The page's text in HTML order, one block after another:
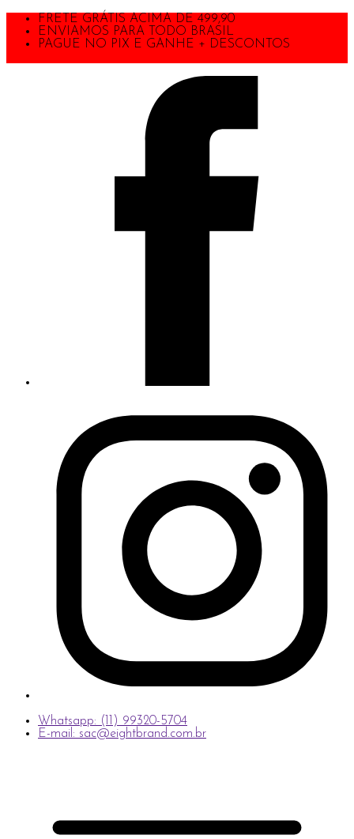
FRETE GRÁTIS ACIMA DE 499,90
ENVIAMOS PARA TODO BRASIL
PAGUE NO PIX E GANHE + DESCONTOS
Whatsapp: (11) 99320-5704
E-mail: sac@eightbrand.com.br